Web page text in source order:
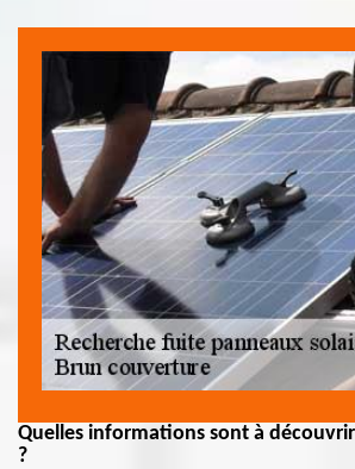
Quelles informations sont à
?